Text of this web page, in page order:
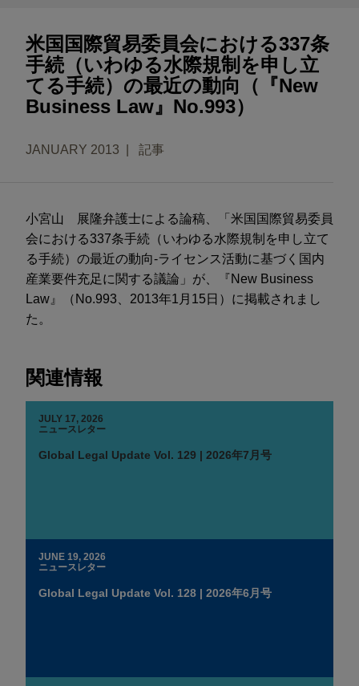
米国国際貿易委員会における337条
手続（いわゆる水際規制を申し立
てる手続）の最近の動向（『New
Business Law』No.993）
JANUARY 2013 記事
小宮山 展隆弁護士による論稿、「米国国際貿易委員
会における337条手続（いわゆる水際規制を申し立て
る手続）の最近の動向-ライセンス活動に基づく国内
産業要件充足に関する議論」が、『New Business
Law』（No.993、2013年1月15日）に掲載されまし
た。
関連情報
JULY 17, 2026
ニュースレター
Global Legal Update Vol. 129 | 2026年7月号
JUNE 19, 2026
ニュースレター
Global Legal Update Vol. 128 | 2026年6月号